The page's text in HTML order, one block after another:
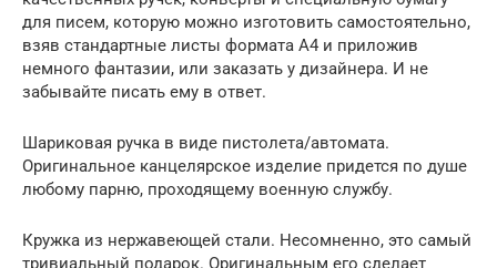
для писем, которую можно изготовить самостоятельно,
взяв стандартные листы формата А4 и приложив
немного фантазии, или заказать у дизайнера. И не
забывайте писать ему в ответ.
Шариковая ручка в виде пистолета/автомата.
Оригинальное канцелярское изделие придется по душе
любому парню, проходящему военную службу.
Кружка из нержавеющей стали. Несомненно, это самый
тривиальный подарок. Оригинальным его сделает